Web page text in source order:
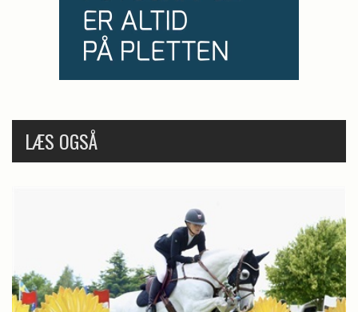
LÆS OGSÅ